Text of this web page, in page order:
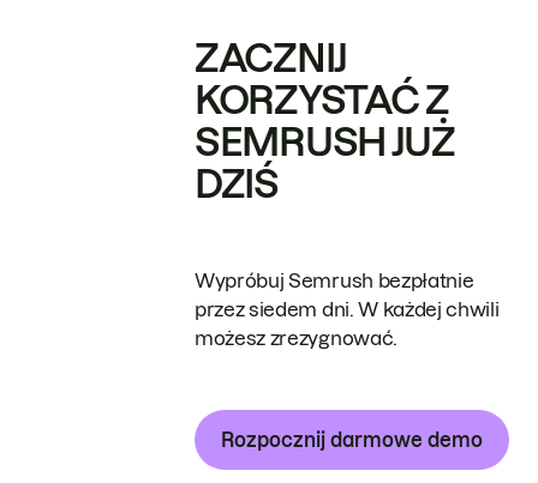
ZACZNIJ
KORZYSTAĆ Z
SEMRUSH JUŻ
DZIŚ
Wypróbuj Semrush bezpłatnie
przez siedem dni. W każdej chwili
możesz zrezygnować.
Rozpocznij darmowe demo